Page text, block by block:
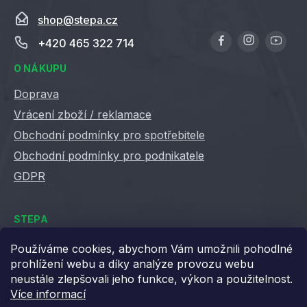
Používáme cookies, abychom Vám umožnili pohodlné
prohlížení webu a díky analýze provozu webu
neustále zlepšovali jeho funkce, výkon a použitelnost.
Více informací
shop@stepa.cz
+420 465 322 714
O NÁKUPU
Doprava
Vrácení zboží / reklamace
Obchodní podmínky pro spotřebitele
Obchodní podmínky pro podnikatele
GDPR
STEPA
Kontakty
Kariéra ve Stepě
Věrnostní slevy